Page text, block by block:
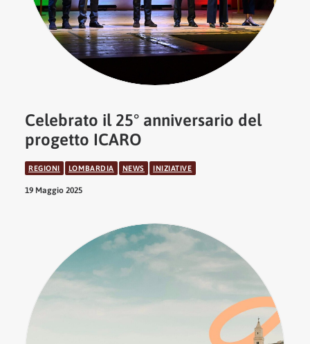
Celebrato il 25° anniversario del
progetto ICARO
REGIONI LOMBARDIA NEWS INIZIATIVE
19 Maggio 2025